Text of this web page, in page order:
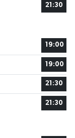
21:30
19:00
19:00
21:30
21:30